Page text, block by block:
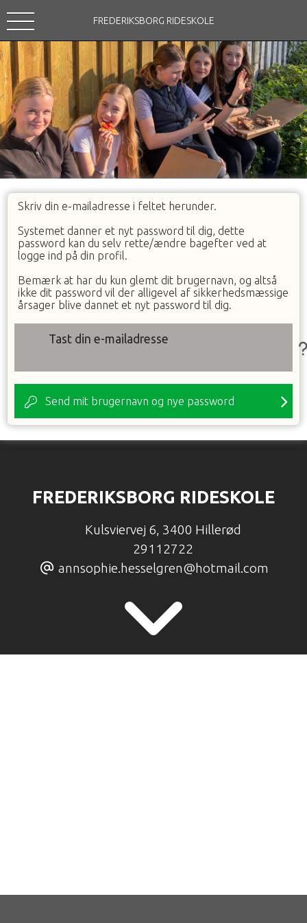
FREDERIKSBORG RIDESKOLE
Skriv din e-mailadresse i feltet herunder.
Systemet danner et nyt password til dig, dette
password kan du selv rette/ændre bagefter ved at
logge ind på din profil.
Bemærk at har du kun glemt dit brugernavn, og altså
ikke dit password vil der alligevel af sikkerhedsmæssige
årsager blive dannet et nyt password til dig.
Tast din e-mailadresse
Send mit brugernavn og nye password
FREDERIKSBORG RIDESKOLE
Kulsviervej 6, 3400 Hillerød
29112722
annsophie.hesselgren@hotmail.com